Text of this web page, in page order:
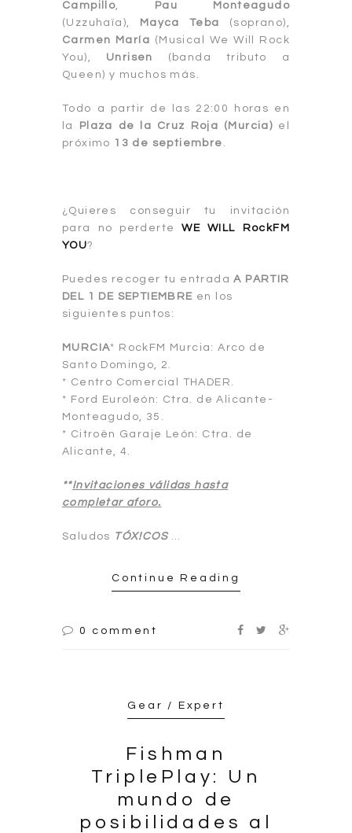
Campillo, Pau Monteagudo
(Uzzuhaïa), Mayca Teba
(soprano),
Carmen María (Musical We Will Rock
You), Unrisen
(banda tributo a
Queen) y muchos más.
Todo a partir de las 22:00 horas en
la Plaza de la Cruz Roja (Mur cia) el
próximo 13 de septiembre .
¿Quieres conseguir tu invitación
para no perderteWE WILL RockFM
YOU?
Puedes recoger tu entradaA PARTIR
DEL 1 DE SEPTIEMBRE en los
siguientes puntos:
MURCIA* RockFM Murcia: Arco de
Santo Domingo, 2.
* Centro Comercial THADER.
* Ford Euroleón: Ctra. de Alicante-
Monteagudo, 35.
* Citroën Garaje León: Ctra. de
Alicante, 4.
**Invitaciones válidas hasta
completar aforo.
Saludos TÓX!COS …
Continue Reading
0 comment
Gear / Expert
Fishman
TriplePlay: Un
mundo de
posibilidades al